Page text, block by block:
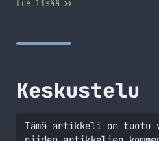
trading, and combat
lukemista Elite: Dangerous
Lue lisää
Keskustelu
Tämä artikkeli on tuotu